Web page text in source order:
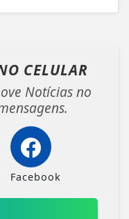
CELULAR
Notícias no
Facebook